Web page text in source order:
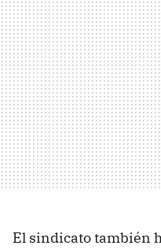
El sindicato también